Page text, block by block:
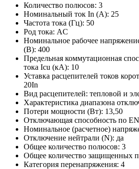
Количество полюсов: 3
Номинальный ток In (А): 25
Частота тока (Гц): 50
Род тока: AC
Номинальное рабочее
(В): 400
Предельная коммутационная
тока Icu (кА): 10
Уставка расцепителей токов
20In
Вид расцепителей: тепловой и
Характеристика диапазона
Потери мощности (Вт): 13,50
Отключающая способность по
Номинальное (расчетное)
Отключение нейтрали (N): да
Общее количество полюсов: 3
Общее количество защищенных
Категория перенапряжения: 4